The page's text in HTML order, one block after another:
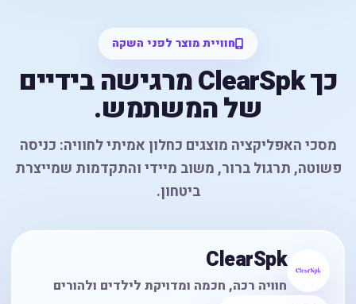
חוויית מוצר לפני השקה
כך ClearSpk מרגישה בידיים
של המשתמש.
מסכי האפליקציה מוצגים כחלון אמיתי לחוויה: כניסה
פשוטה, תרגול ברור, משוב מיידי והתקדמות שמייצרת
ביטחון.
ClearSpk
חוויה רכה, חכמה ומדויקת לילדים ולהורים